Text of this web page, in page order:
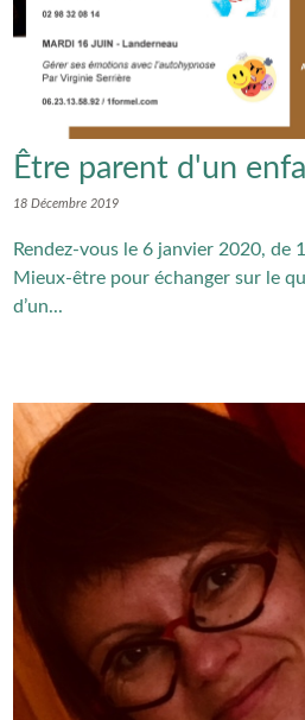
Être parent d'un
18 Décembre 2019
Rendez-vous le 6 janvier 2020, de
Mieux-être pour échanger sur le
d’un...